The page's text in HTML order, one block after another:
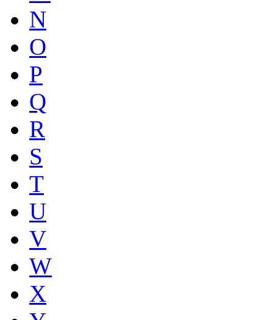
N
O
P
Q
R
S
T
U
V
W
X